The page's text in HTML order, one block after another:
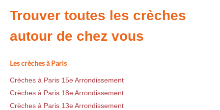
Trouver toutes les crèches
autour de chez vous
Les crèches à Paris
Crèches à Paris 15e Arrondissement
Crèches à Paris 18e Arrondissement
Crèches à Paris 13e Arrondissement